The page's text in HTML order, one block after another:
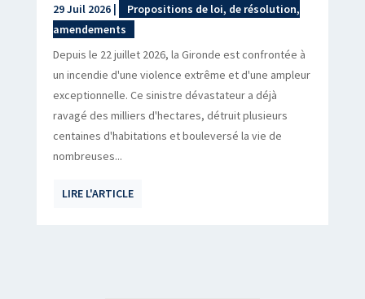
29 Juil 2026|
Propositions de loi, de résolution,
amendements
Depuis le 22 juillet 2026, la Gironde est confrontée à
un incendie d'une violence extrême et d'une ampleur
exceptionnelle. Ce sinistre dévastateur a déjà
ravagé des milliers d'hectares, détruit plusieurs
centaines d'habitations et bouleversé la vie de
nombreuses...
LIRE L'ARTICLE